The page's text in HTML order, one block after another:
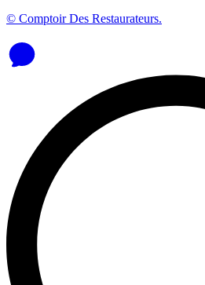
© Comptoir Des Restaurateurs.